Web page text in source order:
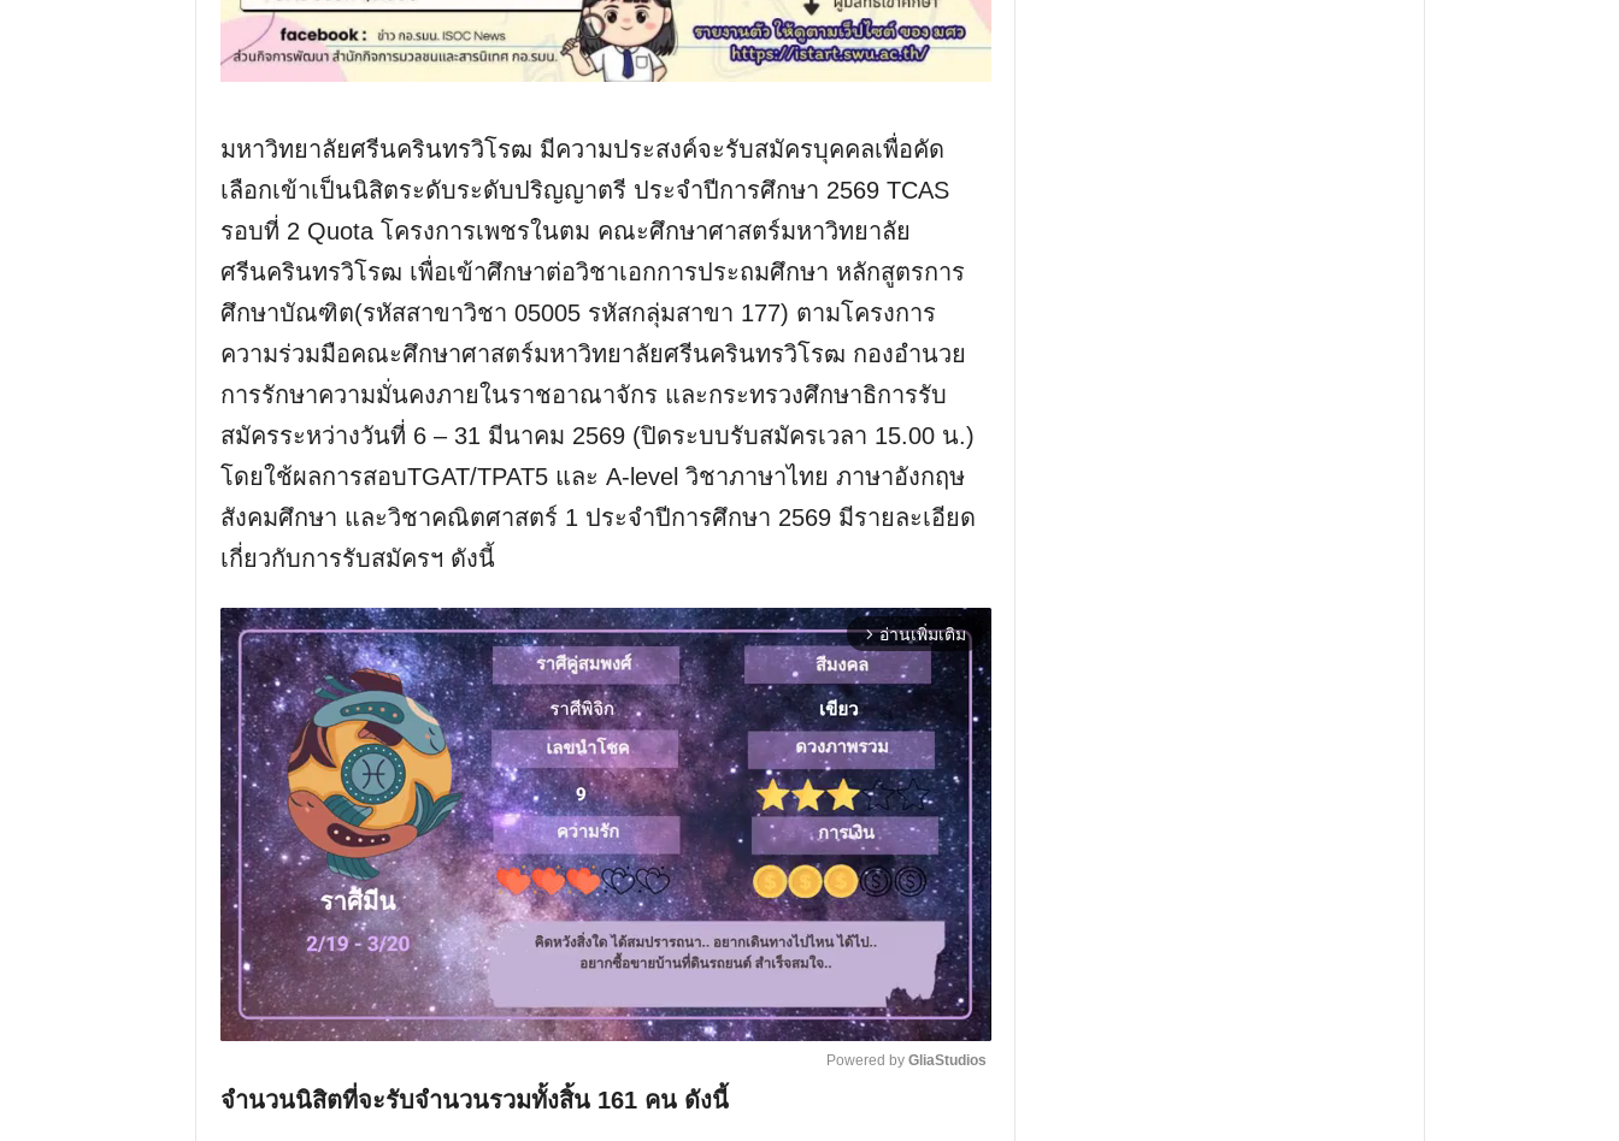
มหาวิทยาลัยศรีนครินทรวิโรฒ มีความประสงค์จะรับสมัครบุคคลเพื่อคัด
เลือกเข้าเป็นนิสิตระดับระดับปริญญาตรี ประจำปีการศึกษา 2569 TCAS
รอบที่ 2 Quota โครงการเพชรในตม คณะศึกษาศาสตร์มหาวิทยาลัย
ศรีนครินทรวิโรฒ เพื่อเข้าศึกษาต่อวิชาเอกการประถมศึกษา หลักสูตรการ
ศึกษาบัณฑิต(รหัสสาขาวิชา 05005 รหัสกลุ่มสาขา 177) ตามโครงการ
ความร่วมมือคณะศึกษาศาสตร์มหาวิทยาลัยศรีนครินทรวิโรฒ กองอำนวย
การรักษาความมั่นคงภายในราชอาณาจักร และกระทรวงศึกษาธิการรับ
สมัครระหว่างวันที่ 6 – 31 มีนาคม 2569 (ปิดระบบรับสมัครเวลา 15.00 น.)
โดยใช้ผลการสอบTGAT/TPAT5 และ A-level วิชาภาษาไทย ภาษาอังกฤษ
สังคมศึกษา และวิชาคณิตศาสตร์ 1 ประจำปีการศึกษา 2569 มีรายละเอียด
เกี่ยวกับการรับสมัครฯ ดังนี้
arrow_forward_ios อ่านเพิ่มเติม
Powered by GliaStudios
จำนวนนิสิตที่จะรับจำนวนรวมทั้งสิ้น 161 คน ดังนี้